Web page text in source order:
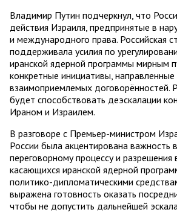
Владимир Путин подчеркнул, что
действия Израиля, предпринятые в
и международного права. Российская
поддерживала усилия по
иранской ядерной программы мирным
конкретные инициативы,
взаимоприемлемых договорённостей.
будет способствовать деэскалации
Ираном и Израилем.
В разговоре с Премьер-министром
России была акцентирована важность
переговорному процессу и разрешения
касающихся иранской ядерной
политико-дипломатическими
выражена готовность оказать
чтобы не допустить дальнейшей